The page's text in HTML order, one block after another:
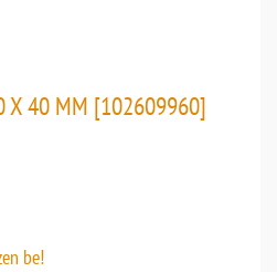
X 40 MM [102609960]
be!